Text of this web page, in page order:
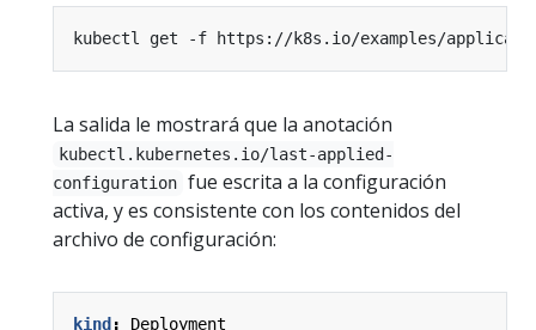
La salida le mostrará que la anotación
kubectl.kubernetes.io/last-applied-
configuration fue escrita a la configuración
activa, y es consistente con los contenidos del
archivo de configuración:
kind :
Deployment